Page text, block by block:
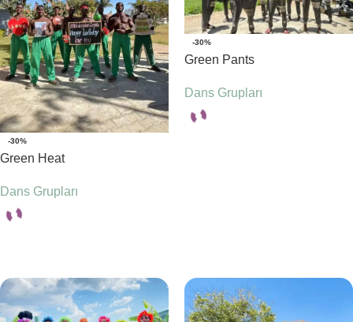
-30%
Green Heat
Dans Grupları
-30%
Green Pants
Dans Grupları